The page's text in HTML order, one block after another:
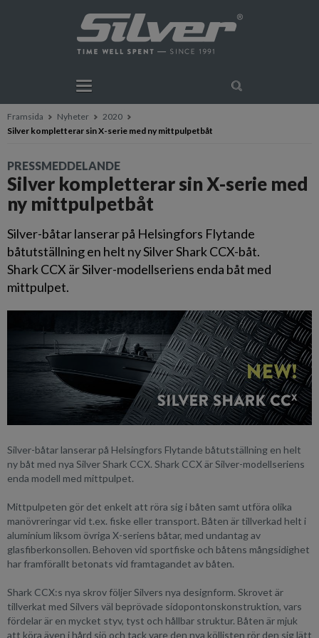
Framsida Nyheter
2020
Silver kompletterar sin X-serie med ny mittpulpetbåt
PRESSMEDDELANDE
Silver kompletterar sin X-serie med
ny mittpulpetbåt
Silver-båtar lanserar på Helsingfors Flytande
båtutställning en helt ny Silver Shark CCX-båt.
Shark CCX är Silver-modellseriens enda båt med
mittpulpet.
Silver-båtar lanserar på Helsingfors Flytande båtutställning en helt
ny båt med nya Silver Shark CCX. Shark CCX är Silver-modellseriens
enda modell med mittpulpet.
Mittpulpeten gör det enkelt att röra sig i båten samt utföra olika
manövreringar vid t.ex. fiske eller transport. Båten är tillverkad helt i
aluminium liksom övriga X-seriens båtar, med undantag av
glasfiberkonsollen. Behoven vid sportfiske och båtens mångsidighet
har framförallt betonats vid framtagandet av båten.
Shark CCX:s nya skrov följer Silvers nya designform. Skrovet är
tillverkat med Silvers väl beprövade sidopontonskonstruktion, vars
fördelar är en mycket styv, tyst och hållbar struktur. Båten är mjuk
att köra även i hård sjö och tack vare den nya köllisten rör den sig lätt